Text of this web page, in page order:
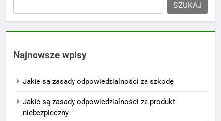
SZUKAJ
Najnowsze wpisy
Jakie są zasady odpowiedzialności za szkodę
Jakie są zasady odpowiedzialności za produkt
niebezpieczny